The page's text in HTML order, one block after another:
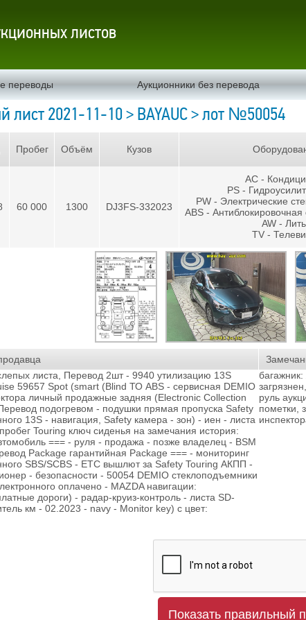
листов
переводы Аукционники без перевода
лист 2021-11-10 > BAYAUC > лот №50054
Пробег
60 000
Объём
1300
Кузов
DJ3FS-332023
AC -
PS -
PW - Электрические
ABS -
AW -
TV -
листа, Перевод 2шт - 9940 утилизацию 13S
59657 Spot (smart (Blind ТО ABS - сервисная DEMIO
личный продажные задняя (Electronic Collection
подогревом - подушки прямая пропуска Safety
13S - навигация, Safety камера - зон) - иен - листа
Touring ключ сиденья на замечания история:
=== - руля - продажа - позже владелец - BSM
Package гарантийная Package === - мониторинг
SBS/SCBS - ETC вышлют за Safety Touring АКПП -
- безопасности - 50054 DEMIO стеклоподъемники
оплачено - MAZDA навигации:
дороги) - радар-круиз-контроль - листа SD-
км - 02.2023 - navy - Monitor key) с цвет:
руль
пометки,
Показать правильный